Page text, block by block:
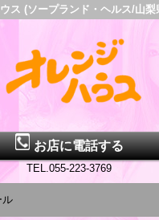
ス (ソープランド・ヘルス/山梨
お店に電話する
TEL.055-223-3769
ル